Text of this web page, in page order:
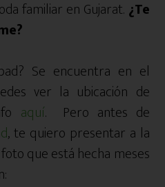
familiar en Gujarat. ¿Te
Se encuentra en el
ver la ubicación de
aquí. Pero antes de
, te quiero presentar a la
que está hecha meses